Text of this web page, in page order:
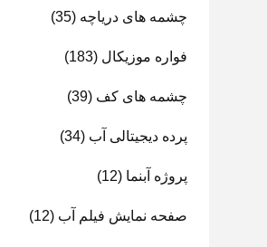
چشمه های دریاچه (35)
فواره موزیکال (183)
چشمه های کف (39)
پرده دیجیتالی آب (34)
پروژه آبنما (12)
صفحه نمایش فیلم آب (12)